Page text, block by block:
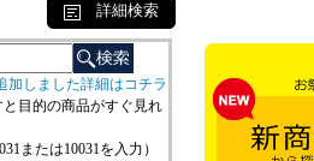
詳細検索
加しました詳細はコチラ
目的の商品がすぐ見れ
または10031を入力）